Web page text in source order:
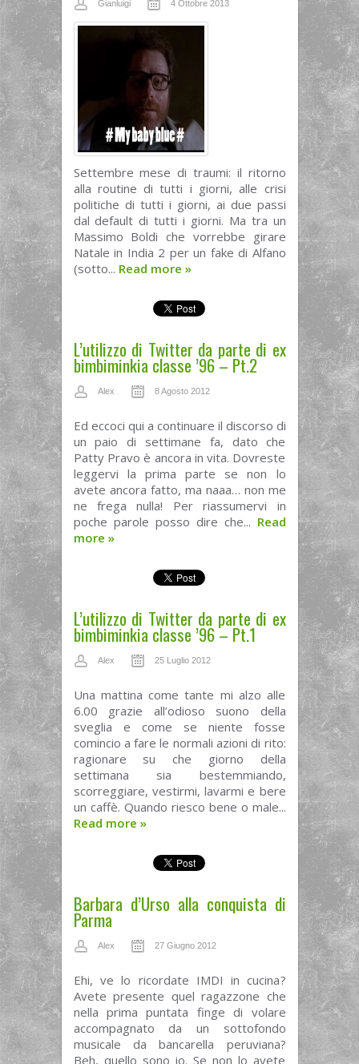
Gianluigi 4 Ottobre 2013
Settembre mese di traumi: il ritorno
alla routine di tutti i giorni, alle crisi
politiche di tutti i giorni, ai due passi
dal default di tutti i giorni. Ma tra un
Massimo Boldi che vorrebbe girare
Natale in India 2 per un fake di Alfano
(sotto... Read more »
L’utilizzo di Twitter da parte di ex
bimbiminkia classe ’96 – Pt.2
Alex 8 Agosto 2012
Ed eccoci qui a continuare il discorso di
un paio di settimane fa, dato che
Patty Pravo è ancora in vita. Dovreste
leggervi la prima parte se non lo
avete ancora fatto, ma naaa… non me
ne frega nulla! Per riassumervi in
poche parole posso dire che... Read
more »
L’utilizzo di Twitter da parte di ex
bimbiminkia classe ’96 – Pt.1
Alex 25 Luglio 2012
Una mattina come tante mi alzo alle
6.00 grazie all’odioso suono della
sveglia e come se niente fosse
comincio a fare le normali azioni di rito:
ragionare su che giorno della
settimana sia bestemmiando,
scorreggiare, vestirmi, lavarmi e bere
un caffè. Quando riesco bene o male...
Read more »
Barbara d’Urso alla conquista di
Parma
Alex 27 Giugno 2012
Ehi, ve lo ricordate IMDI in cucina?
Avete presente quel ragazzone che
nella prima puntata finge di volare
accompagnato da un sottofondo
musicale da bancarella peruviana?
Beh, quello sono io. Se non lo avete